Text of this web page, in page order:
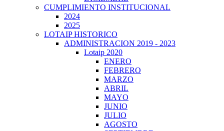
CUMPLIMIENTO INSTITUCIONAL
2024
2025
LOTAIP HISTORICO
ADMINISTRACION 2019 - 2023
Lotaip 2020
ENERO
FEBRERO
MARZO
ABRIL
MAYO
JUNIO
JULIO
AGOSTO